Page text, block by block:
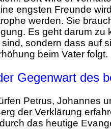
engsten Freunde
werden. Sie
Es geht darum zu
sind, sondern dass auf
beim Vater
Gegenwart des
Petrus, Johannes
der Verklärung
das heutige